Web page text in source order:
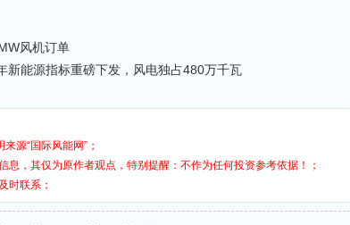
风机订单
新能源指标重磅下发，风电独占480万千瓦
源“国际风能网”；
，其仅为原作者观点，特别提醒：不作为任何投资参考依据！；
时联系；